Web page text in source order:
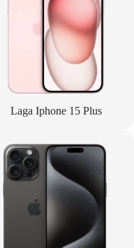
Laga Iphone 15 Plus